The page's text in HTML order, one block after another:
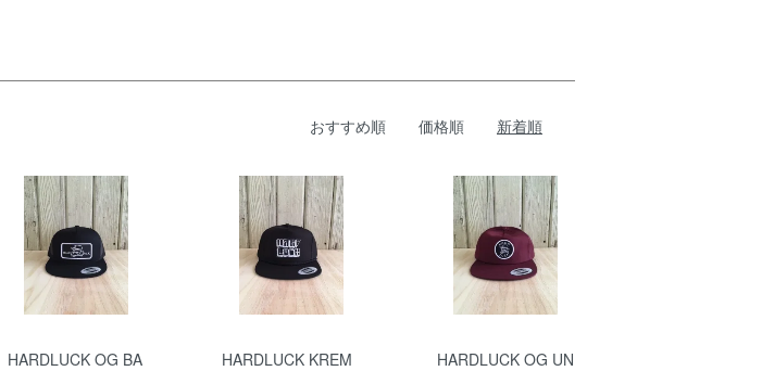
おすすめ順 価格順 新着順
HARDLUCK OG BA
HARDLUCK KREM
HARDLUCK OG UN